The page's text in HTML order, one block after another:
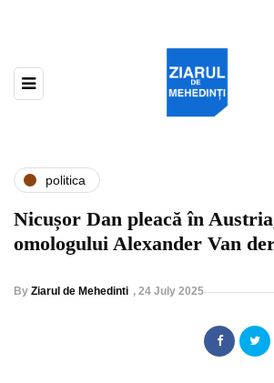
politica
Nicușor Dan pleacă în
omologului Alexander Van
By Ziarul de Mehedinti , 24 July 2025